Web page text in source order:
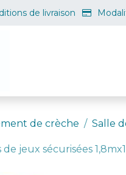
de livraison
de crèche Salle
jeux sécurisées